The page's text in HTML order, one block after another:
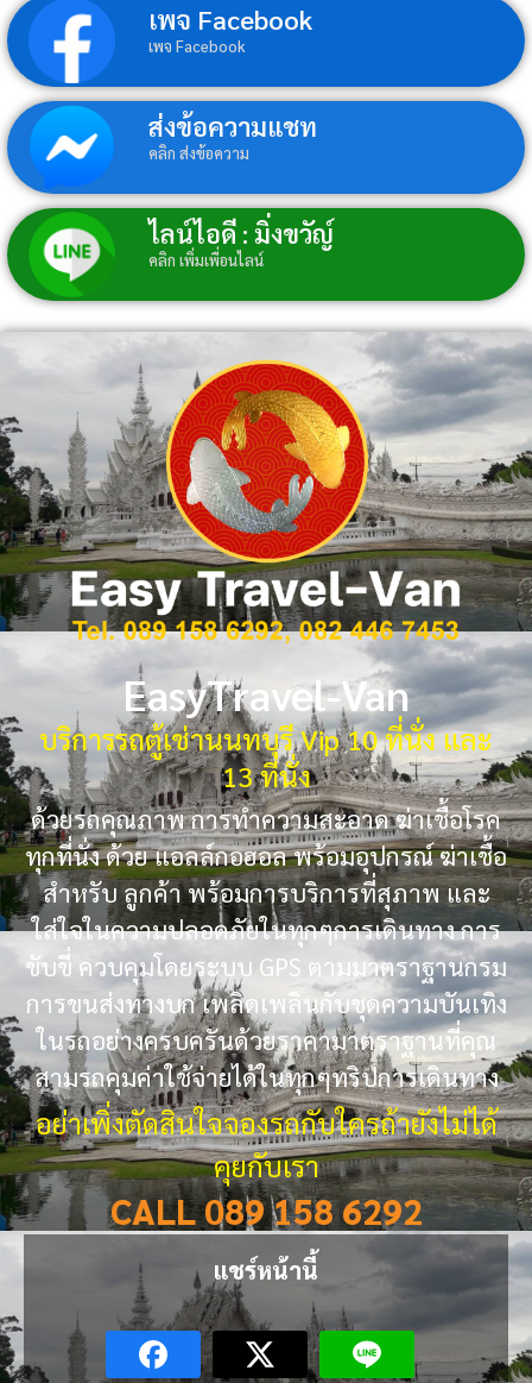
เพจ Facebook
เพจ Facebook
ส่งข้อความแชท
คลิก ส่งข้อความ
ไลน์ไอดี : มิ่งขวัญ์
คลิก เพิ่มเพื่อนไลน์
EasyTravel-Van
บริการรถตู้เช่านนทบุรี Vip 10 ที่นั่ง และ
13 ที่นั่ง
ด้วยรถคุณภาพ การทำความสะอาด ฆ่าเชื้อโรค
ทุกที่นั่ง ด้วย แอลล์กอฮอล พร้อมอุปกรณ์ ฆ่าเชื้อ
สำหรับ ลูกค้า พร้อมการบริการที่สุภาพ และ
ใส่ใจในความปลอดภัยในทุกๆการเดินทาง การ
ขับขี่ ควบคุมโดยระบบ GPS ตามมาตราฐานกรม
การขนส่งทางบก เพลิดเพลินกับชุดความบันเทิง
ในรถอย่างครบครันด้วยราคามาตราฐานที่คุณ
สามรถคุมค่าใช้จ่ายได้ในทุกๆทริปการเดินทาง
อย่าเพิ่งตัดสินใจจองรถกับใครถ้ายังไม่ได้
คุยกับเรา
CALL 089 158 6292
แชร์หน้านี้